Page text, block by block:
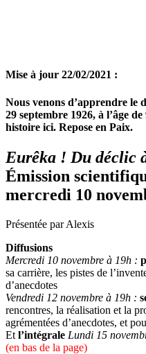
Mise à jour 22/02/2021 :
Nous venons d’apprendre le
29 septembre 1926, à l’âge
histoire ici. Repose en Paix.
Eurêka ! Du déclic
Émission
mercredi 10
Présentée par Alexis
Diffusions
Mercredi 10 novembre à 19h :
sa carrière, les pistes de
d’anecdotes
Vendredi 12 novembre à 19h :
rencontres, la réalisation et la
agrémentées d’anecdotes, et
Et l’intégrale Lundi 15
(en bas de la page)